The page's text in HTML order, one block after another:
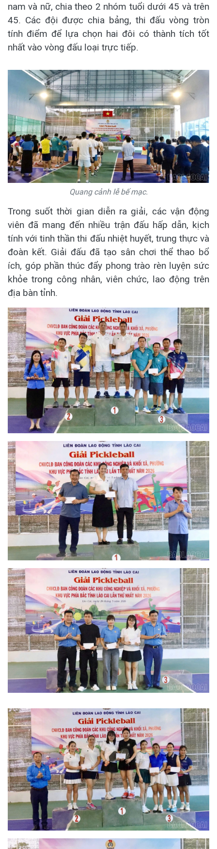
nam và nữ, chia theo 2 nhóm tuổi dưới 45 và trên
45. Các đội được chia bảng, thi đấu vòng tròn
tính điểm để lựa chọn hai đôi có thành tích tốt
nhất vào vòng đấu loại trực tiếp.
Quang cảnh lễ bế mạc.
Trong suốt thời gian diễn ra giải, các vận động
viên đã mang đến nhiều trận đấu hấp dẫn, kịch
tính với tinh thần thi đấu nhiệt huyết, trung thực và
đoàn kết. Giải đấu đã tạo sân chơi thể thao bổ
ích, góp phần thúc đẩy phong trào rèn luyện sức
khỏe trong công nhân, viên chức, lao động trên
địa bàn tỉnh.